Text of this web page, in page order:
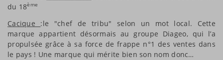
du 18ème
Cacique :le "chef de tribu" selon un mot local. Cette
marque appartient désormais au groupe Diageo, qui l’a
propulsée grâce à sa force de frappe n°1 des ventes dans
le pays ! Une marque qui mérite bien son nom donc…